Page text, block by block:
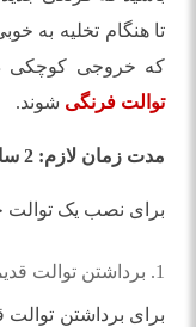
تا هنگام تخلیه به
که خروجی کوچکی
توالت فرنگی شوند.
مدت زمان لازم: 2 ساعت
برای نصب یک توالت
1. برداشتن توالت قدیمی
برای برداشتن توالت